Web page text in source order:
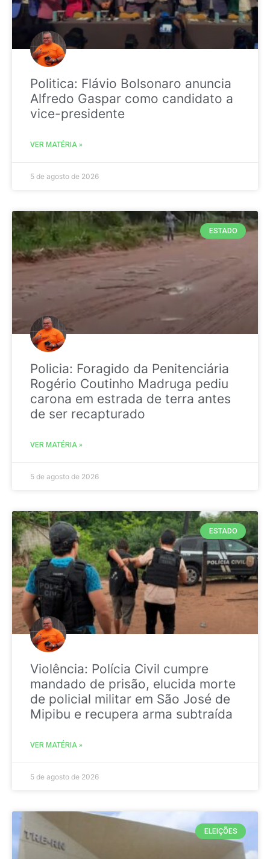
Politica: Flávio Bolsonaro anuncia
Alfredo Gaspar como candidato a
vice-presidente
VER MATÉRIA »
5 de agosto de 2026
ESTADO
Policia: Foragido da Penitenciária
Rogério Coutinho Madruga pediu
carona em estrada de terra antes
de ser recapturado
VER MATÉRIA »
5 de agosto de 2026
ESTADO
Violência: Polícia Civil cumpre
mandado de prisão, elucida morte
de policial militar em São José de
Mipibu e recupera arma subtraída
VER MATÉRIA »
5 de agosto de 2026
ELEIÇÕES